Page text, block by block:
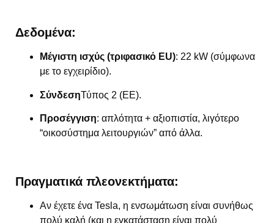
Δεδομένα:
Μέγιστη ισχύς (τριφασικό EU): 22 kW (σύμφωνα
με το εγχειρίδιο).
ΣύνδεσηΤύπος 2 (ΕΕ).
Προσέγγιση: απλότητα + αξιοπιστία, λιγότερο
“οικοσύστημα λειτουργιών” από άλλα.
Πραγματικά πλεονεκτήματα:
Αν έχετε ένα Tesla, η ενσωμάτωση είναι συνήθως
πολύ καλή (και η εγκατάσταση είναι πολύ